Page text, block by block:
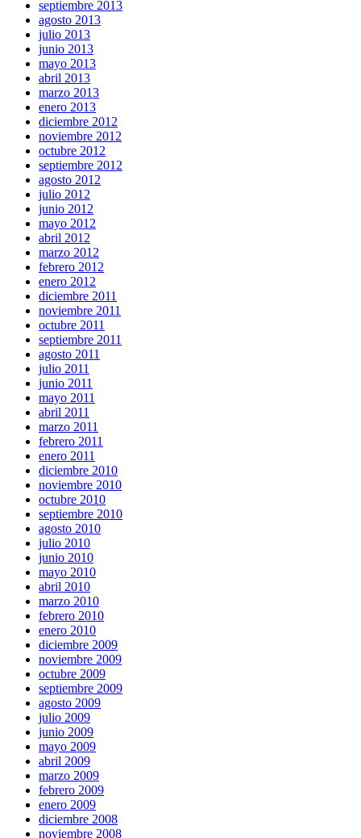
septiembre 2013
agosto 2013
julio 2013
junio 2013
mayo 2013
abril 2013
marzo 2013
enero 2013
diciembre 2012
noviembre 2012
octubre 2012
septiembre 2012
agosto 2012
julio 2012
junio 2012
mayo 2012
abril 2012
marzo 2012
febrero 2012
enero 2012
diciembre 2011
noviembre 2011
octubre 2011
septiembre 2011
agosto 2011
julio 2011
junio 2011
mayo 2011
abril 2011
marzo 2011
febrero 2011
enero 2011
diciembre 2010
noviembre 2010
octubre 2010
septiembre 2010
agosto 2010
julio 2010
junio 2010
mayo 2010
abril 2010
marzo 2010
febrero 2010
enero 2010
diciembre 2009
noviembre 2009
octubre 2009
septiembre 2009
agosto 2009
julio 2009
junio 2009
mayo 2009
abril 2009
marzo 2009
febrero 2009
enero 2009
diciembre 2008
noviembre 2008